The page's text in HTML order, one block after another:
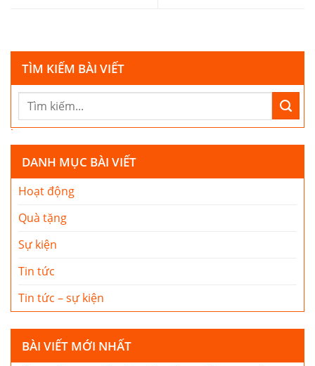
TÌM KIẾM BÀI VIẾT
DANH MỤC BÀI VIẾT
Hoạt động
Quà tặng
Sự kiện
Tin tức
Tin tức – sự kiện
BÀI VIẾT MỚI NHẤT